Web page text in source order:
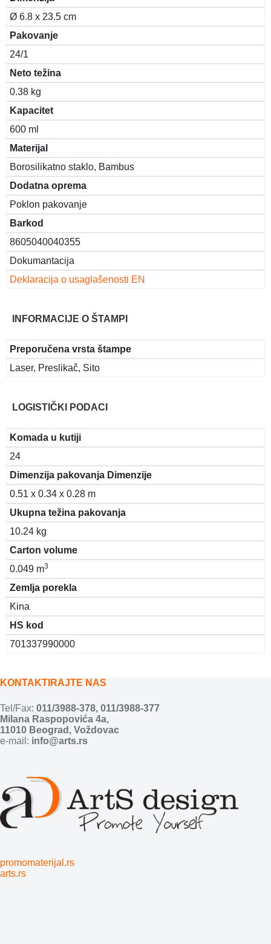
Ø 6.8 x 23.5 cm
Pakovanje
24/1
Neto težina
0.38 kg
Kapacitet
600 ml
Materijal
Borosilikatno staklo, Bambus
Dodatna oprema
Poklon pakovanje
Barkod
8605040040355
Dokumantacija
Deklaracija o usaglašenosti EN
INFORMACIJE O ŠTAMPI
Preporučena vrsta štampe
Laser, Preslikač, Sito
LOGISTIČKI PODACI
Komada u kutiji
24
Dimenzija pakovanja Dimenzije
0.51 x 0.34 x 0.28 m
Ukupna težina pakovanja
10.24 kg
Carton volume
0.049 m3
Zemlja porekla
Kina
HS kod
701337990000
KONTAKTIRAJTE NAS
Tel/Fax: 011/3988-378, 011/3988-377
Milana Raspopovića 4a,
11010 Beograd, Voždovac
e-mail: info@arts.rs
promomaterijal.rs
arts.rs